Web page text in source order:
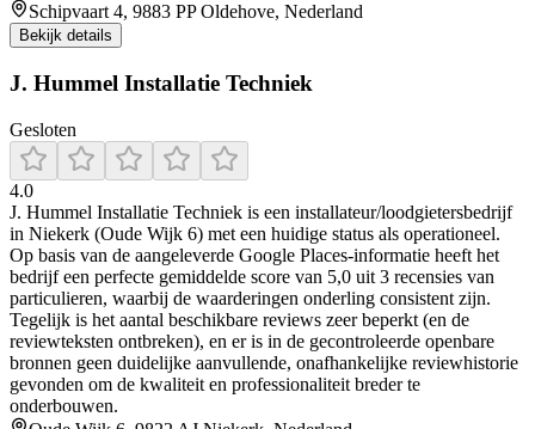
Schipvaart 4, 9883 PP Oldehove, Nederland
Bekijk details
J. Hummel Installatie Techniek
Gesloten
4.0
J. Hummel Installatie Techniek is een installateur/loodgietersbedrijf
in Niekerk (Oude Wijk 6) met een huidige status als operationeel.
Op basis van de aangeleverde Google Places-informatie heeft het
bedrijf een perfecte gemiddelde score van 5,0 uit 3 recensies van
particulieren, waarbij de waarderingen onderling consistent zijn.
Tegelijk is het aantal beschikbare reviews zeer beperkt (en de
reviewteksten ontbreken), en er is in de gecontroleerde openbare
bronnen geen duidelijke aanvullende, onafhankelijke reviewhistorie
gevonden om de kwaliteit en professionaliteit breder te
onderbouwen.